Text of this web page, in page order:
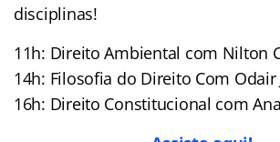
disciplinas!
11h: Direito Ambiental com Nilton
14h: Filosofia do Direito Com Odair
16h: Direito Constitucional com